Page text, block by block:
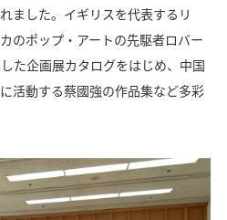
ました。イギリスを代表するリ
のポップ・アートの先駆者ロバー
た企画展カタログをはじめ、中国
活動する蔡國強の作品集など多彩